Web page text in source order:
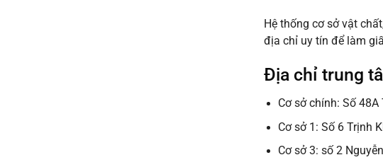
Hệ thống cơ sở vật
địa chỉ uy tín để làm
Địa chỉ trung
Cơ sở chính: Số
Cơ sở 1: Số 6 Trịnh
Cơ sở 3: số 2